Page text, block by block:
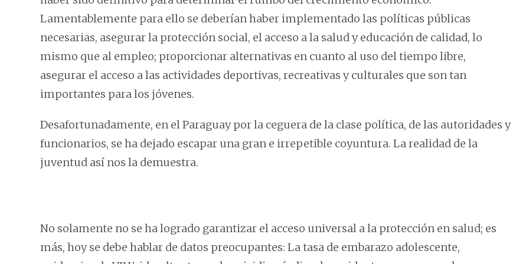
Lamentablemente para ello se deberían haber implementado las políticas públicas
necesarias, asegurar la protección social, el acceso a la salud y educación de calidad, lo
mismo que al empleo; proporcionar alternativas en cuanto al uso del tiempo libre,
asegurar el acceso a las actividades deportivas, recreativas y culturales que son tan
importantes para los jóvenes.
Desafortunadamente, en el Paraguay por la ceguera de la clase política, de las autoridades y
funcionarios, se ha dejado escapar una gran e irrepetible coyuntura. La realidad de la
juventud así nos la demuestra.
No solamente no se ha logrado garantizar el acceso universal a la protección en salud; es
más, hoy se debe hablar de datos preocupantes: La tasa de embarazo adolescente,